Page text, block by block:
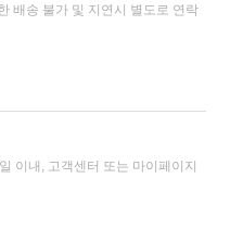
배송 불가 및 지연시 별도로 연락
이내, 고객센터 또는 마이페이지